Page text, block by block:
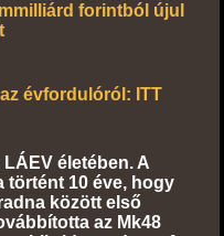
forintból újul
évfordulóról: ITT
életében. A
történt 10 éve, hogy
között első
az Mk48